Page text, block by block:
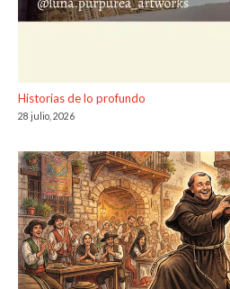
Historias de lo profundo
28 julio, 2026